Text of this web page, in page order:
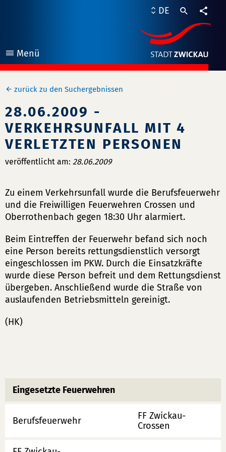
Menü
öffnen
DE
zurück zu den Suchergebnissen
28.06.2009 -
VERKEHRSUNFALL MIT 4
VERLETZTEN PERSONEN
veröffentlicht am: 28.06.2009
Zu einem Verkehrsunfall wurde die Berufsfeuerwehr
und die Freiwilligen Feuerwehren Crossen und
Oberrothenbach gegen 18:30 Uhr alarmiert.
Beim Eintreffen der Feuerwehr befand sich noch
eine Person bereits rettungsdienstlich versorgt
eingeschlossen im PKW. Durch die Einsatzkräfte
wurde diese Person befreit und dem Rettungsdienst
übergeben. Anschließend wurde die Straße von
auslaufenden Betriebsmitteln gereinigt.
(HK)
Eingesetzte Feuerwehren
Berufsfeuerwehr
FF Zwickau-
Crossen